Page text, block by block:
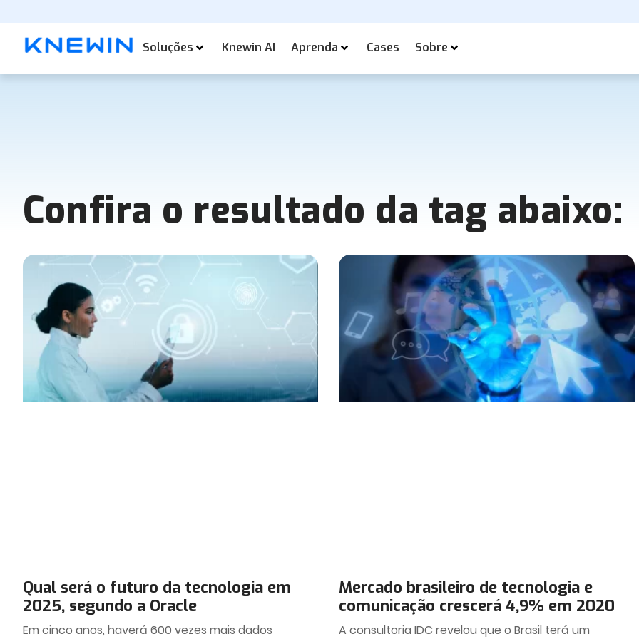
Soluções Knewin AI Aprenda Cases Sobre
Confira o resultado da tag abaixo:
Qual será o futuro da tecnologia em
2025, segundo a Oracle
Em cinco anos, haverá 600 vezes mais dados
Mercado brasileiro de tecnologia e
comunicação crescerá 4,9% em 2020
A consultoria IDC revelou que o Brasil terá um